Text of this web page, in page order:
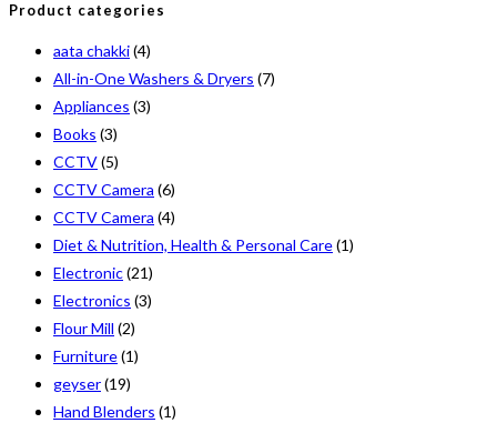
Product categories
aata chakki(4)
All-in-One Washers & Dryers (7)
Appliances (3)
Books (3)
CCTV(5)
CCTV Camera (6)
CCTV Camera (4)
Diet & Nutrition, Health & Personal Care(1)
Electronic(21)
Electronics (3)
Flour Mill (2)
Furniture(1)
geyser(19)
Hand Blenders (1)